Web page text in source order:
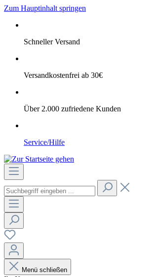
Zum Hauptinhalt springen
Schneller Versand
Versandkostenfrei ab 30€
Über 2.000 zufriedene Kunden
Service/Hilfe
Menü schließen